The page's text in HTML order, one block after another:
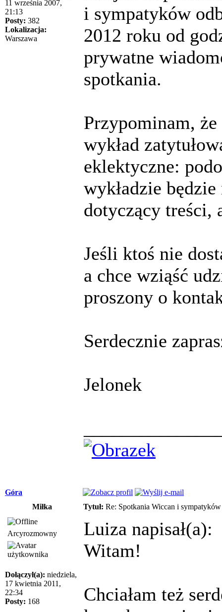
11 września 2007,
21:13
Posty: 382
Lokalizacja:
Warszawa
i sympatyków
2012 roku od
prywatne
spotkania.
Przypominam,
wykład
eklektyczne:
wykładzie
dotyczący treści,
Jeśli ktoś nie
a chce wziąść
proszony o
Serdecznie
Jelonek
Góra
Miłka
Tytuł: Re: Spotkania Wiccan i
Arcyrozmowny
Dołączył(a): niedziela,
17 kwietnia 2011,
22:34
Posty: 168
Luiza napisał(a):
Witam!
Chciałam też